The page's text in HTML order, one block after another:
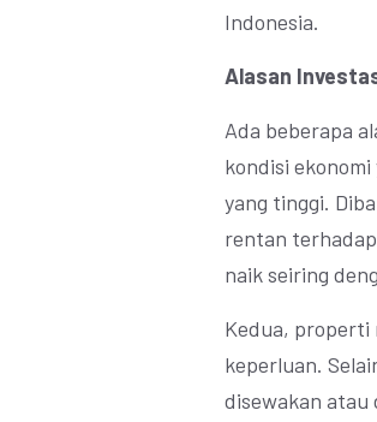
Indonesia.
Alasan
Ada beberapa
kondisi
yang tinggi.
rentan
naik seiring
Kedua, properti
keperluan.
disewakan atau